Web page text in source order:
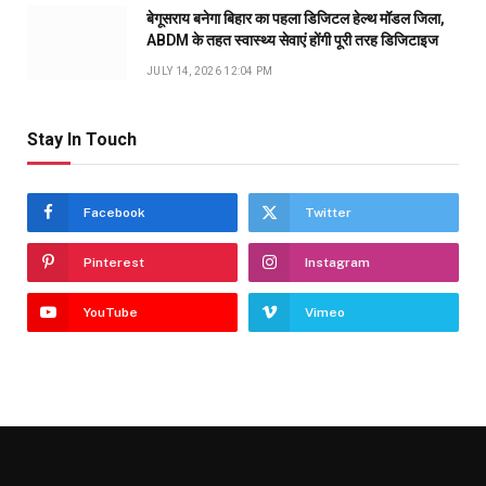
बेगूसराय बनेगा बिहार का पहला डिजिटल हेल्थ मॉडल जिला,
ABDM के तहत स्वास्थ्य सेवाएं होंगी पूरी तरह डिजिटाइज
JULY 14, 2026 12:04 PM
Stay In Touch
Facebook Twitter
Pinterest Instagram
YouTube Vimeo